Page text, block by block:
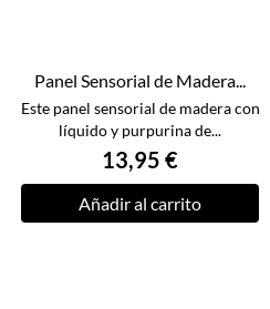
Panel Sensorial de Madera...
Este panel sensorial de madera con
líquido y purpurina de...
13,95 €
Añadir al carrito